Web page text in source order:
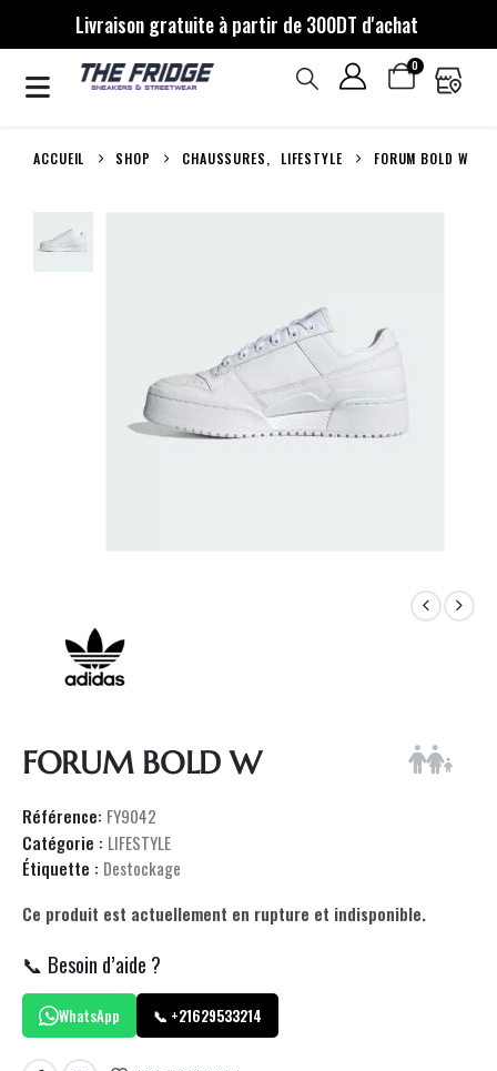
Livraison gratuite à partir de 300DT d'achat
0
ACCUEIL SHOP CHAUSSURES, LIFESTYLE FORUM BOLD W
FORUM BOLD W
Référence: FY9042
Catégorie : LIFESTYLE
Étiquette : Destockage
Ce produit est actuellement en rupture et indisponible.
📞 Besoin d’aide ?
WhatsApp 📞 +21629533214